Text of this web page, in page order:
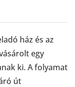
ház és az
egy
ki. A folyamat
út